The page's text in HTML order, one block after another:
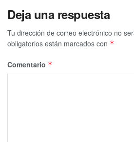
Deja una respuesta
Tu dirección de correo electrónico no
obligatorios están marcados con *
Comentario *